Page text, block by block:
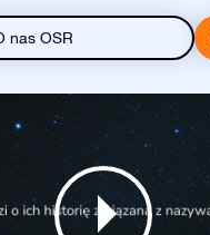
nas OSR